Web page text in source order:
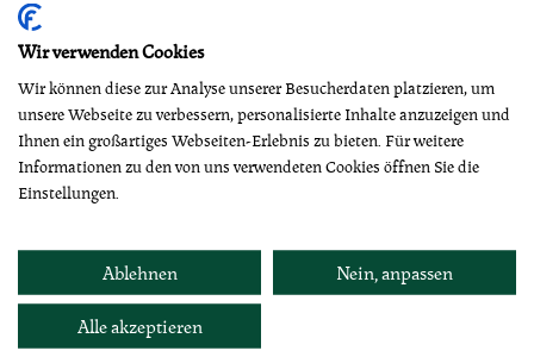
Wir verwenden Cookies
Wir können diese zur Analyse unserer Besucherdaten platzieren, um
unsere Webseite zu verbessern, personalisierte Inhalte anzuzeigen und
Ihnen ein großartiges Webseiten-Erlebnis zu bieten. Für weitere
Informationen zu den von uns verwendeten Cookies öffnen Sie die
Einstellungen.
Ablehnen Nein, anpassen
Alle akzeptieren
Dazu empfehlen wir